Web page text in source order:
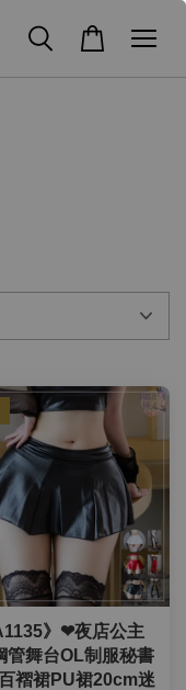
》❤夜店公主
管舞台OL制服秘書
褶裙PU裙20cm迷